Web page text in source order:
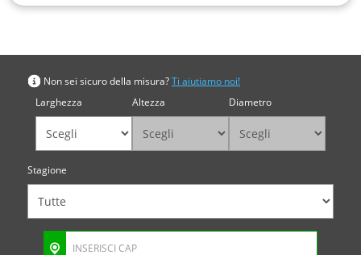
Non sei sicuro della misura?Ti aiutiamo noi!
Larghezza
Altezza Diametro
Stagione